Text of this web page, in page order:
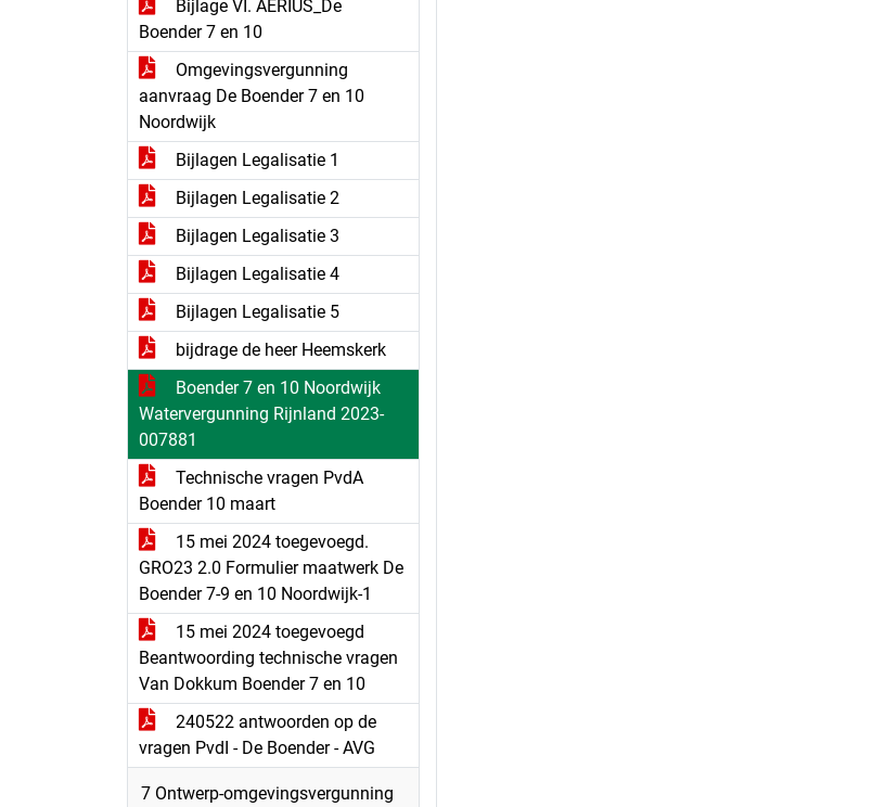
Bijlage VI. AERIUS_De
Boender 7 en 10
Omgevingsvergunning
aanvraag De Boender 7 en 10
Noordwijk
Bijlagen Legalisatie 1
Bijlagen Legalisatie 2
Bijlagen Legalisatie 3
Bijlagen Legalisatie 4
Bijlagen Legalisatie 5
bijdrage de heer Heemskerk
Boender 7 en 10 Noordwijk
Watervergunning Rijnland 2023-
007881
Technische vragen PvdA
Boender 10 maart
15 mei 2024 toegevoegd.
GRO23 2.0 Formulier maatwerk De
Boender 7-9 en 10 Noordwijk-1
15 mei 2024 toegevoegd
Beantwoording technische vragen
Van Dokkum Boender 7 en 10
240522 antwoorden op de
vragen PvdI - De Boender - AVG
7 Ontwerp-omgevingsvergunning